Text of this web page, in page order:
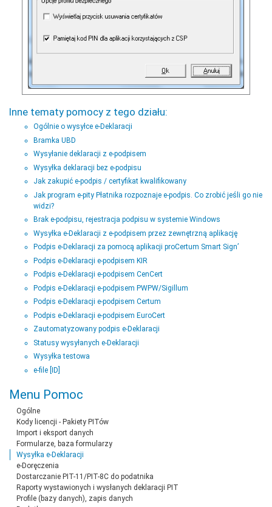
Menu Pomoc
Ogólne
Kody licencji - Pakiety PITów
Import i eksport danych
Formularze, baza formularzy
Wysyłka e-Deklaracji
e-Doręczenia
Dostarczanie PIT-11/PIT-8C do podatnika
Raporty wystawionych i wysłanych deklaracji PIT
Profile (bazy danych), zapis danych
Inne tematy pomocy z tego działu:
Ogólnie o wysyłce e-Deklaracji
Bramka UBD
Wysyłanie deklaracji z e-podpisem
Wysyłka deklaracji bez e-podpisu
Jak zakupić e-podpis / certyfikat kwalifikowany
Jak program e-pity Płatnika rozpoznaje e-podpis. Co zrobić jeśli go nie
widzi?
Brak e-podpisu, rejestracja podpisu w systemie Windows
Wysyłka e-Deklaracji z e-podpisem przez zewnętrzną aplikację
Podpis e-Deklaracji za pomocą aplikacji proCertum Smart Sign’
Podpis e-Deklaracji e-podpisem KIR
Podpis e-Deklaracji e-podpisem CenCert
Podpis e-Deklaracji e-podpisem PWPW/Sigillum
Podpis e-Deklaracji e-podpisem Certum
Podpis e-Deklaracji e-podpisem EuroCert
Zautomatyzowany podpis e-Deklaracji
Statusy wysyłanych e-Deklaracji
Wysyłka testowa
e-file [ID]